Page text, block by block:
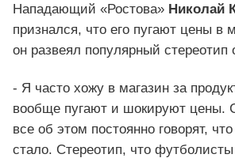
Нападающий «Ростова» Николай
признался, что его пугают цены в
он развеял популярный стереотип
- Я часто хожу в магазин за
вообще пугают и шокируют цены.
все об этом постоянно говорят,
стало. Стереотип, что